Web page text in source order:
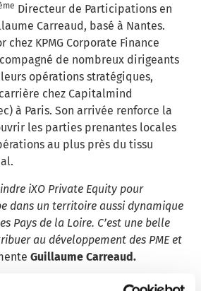
Directeur de Participations en
Carreaud, basé à Nantes.
chez KPMG Corporate Finance
de nombreux dirigeants
leurs opérations stratégiques,
chez Capitalmind
à Paris. Son arrivée renforce la
les parties prenantes locales
au plus près du tissu
iXO Private Equity pour
dans un territoire aussi dynamique
Pays de la Loire. C’est une belle
au développement des PME et
Guillaume Carreaud.
Directeur Associé en charge de